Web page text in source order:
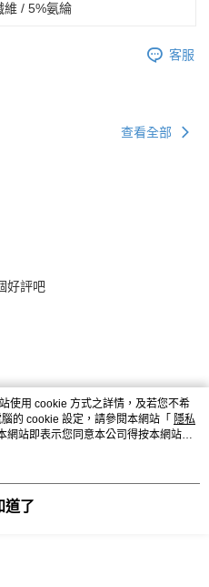
維 / 5%氨綸
客服
查看全部
好評吧
使用 cookie 方式之詳情，及若您不希
的 cookie 設定，請參閱本網站「 隱私
網站即表示您同意本公司得按本網站使
道了